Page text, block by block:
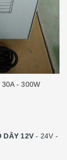
- 300W
DÂY 12V - 24V -